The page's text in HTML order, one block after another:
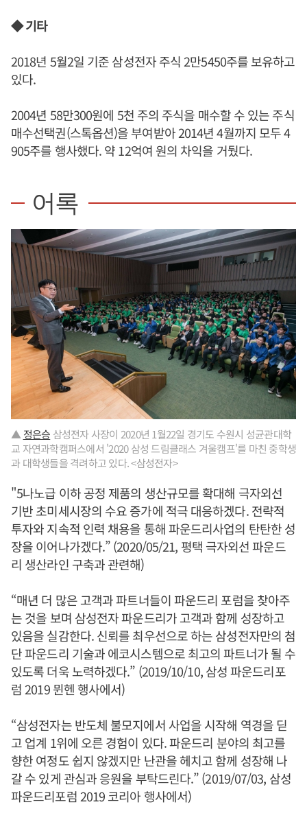
◆ 기타
2018년 5월2일 기준 삼성전자 주식 2만5450주를 보유하고
있다.
2004년 58만300원에 5천 주의 주식을 매수할 수 있는 주식
매수선택권(스톡옵션)을 부여받아 2014년 4월까지 모두 4
905주를 행사했다. 약 12억여 원의 차익을 거뒀다.
어록
▲정은승 삼성전자 사장이 2020년 1월22일 경기도 수원시 성균관대학
교 자연과학캠퍼스에서 '2020 삼성 드림클래스 겨울캠프'를 마친 중학생
과 대학생들을 격려하고 있다. <삼성전자>
"5나노급 이하 공정 제품의 생산규모를 확대해 극자외선
기반 초미세시장의 수요 증가에 적극 대응하겠다. 전략적
투자와 지속적 인력 채용을 통해 파운드리사업의 탄탄한 성
장을 이어나가겠다.” (2020/05/21, 평택 극자외선 파운드
리 생산라인 구축과 관련해)
“매년 더 많은 고객과 파트너들이 파운드리 포럼을 찾아주
는 것을 보며 삼성전자 파운드리가 고객과 함께 성장하고
있음을 실감한다. 신뢰를 최우선으로 하는 삼성전자만의 첨
단 파운드리 기술과 에코시스템으로 최고의 파트너가 될 수
있도록 더욱 노력하겠다.” (2019/10/10, 삼성 파운드리포
럼 2019 뮌헨 행사에서)
“삼성전자는 반도체 불모지에서 사업을 시작해 역경을 딛
고 업계 1위에 오른 경험이 있다. 파운드리 분야의 최고를
향한 여정도 쉽지 않겠지만 난관을 헤치고 함께 성장해 나
갈 수 있게 관심과 응원을 부탁드린다.” (2019/07/03, 삼성
파운드리포럼 2019 코리아 행사에서)